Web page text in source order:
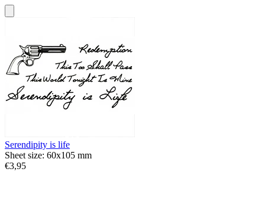
Serendipity is life
Sheet size: 60x105 mm
€3,95